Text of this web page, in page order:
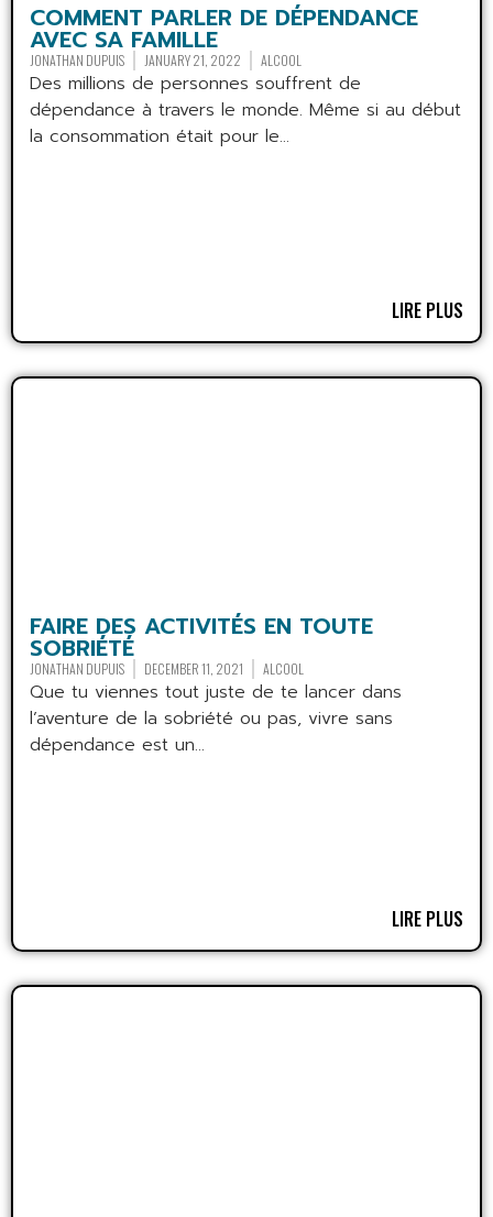
COMMENT PARLER DE DÉPENDANCE
AVEC SA FAMILLE
JONATHAN DUPUIS JANUARY 21, 2022 ALCOOL
Des millions de personnes souffrent de
dépendance à travers le monde. Même si au début
la consommation était pour le...
LIRE PLUS
FAIRE DES ACTIVITÉS EN TOUTE
SOBRIÉTÉ
JONATHAN DUPUIS DECEMBER 11, 2021 ALCOOL
Que tu viennes tout juste de te lancer dans
l’aventure de la sobriété ou pas, vivre sans
dépendance est un...
LIRE PLUS